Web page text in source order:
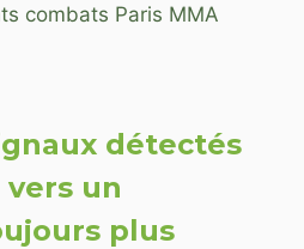
combats Paris MMA
détectés
un
plus